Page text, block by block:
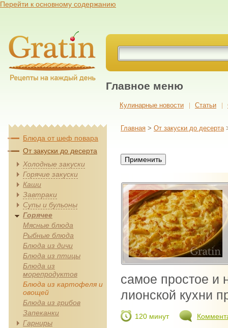
Перейти к основному содержанию
Главное меню
Кулинарные новости Cтатьи
Главная > От закуски до десерта
самое простое и
лионской кухни
120 минут
Блюда от шеф повара
От закуски до десерта
Холодные закуски
Горячие закуски
Каши
Завтраки
Супы и бульоны
Горячее
Мясные блюда
Рыбные блюда
Блюда из дичи
Блюда из птицы
Блюда из
морепродуктов
Блюда из картофеля и
овощей
Блюда из грибов
Запеканки
Гарниры